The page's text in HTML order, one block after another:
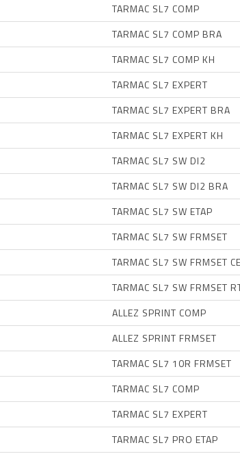
TARMAC SL7 COMP
TARMAC SL7 COMP BRA
TARMAC SL7 COMP KH
TARMAC SL7 EXPERT
TARMAC SL7 EXPERT BRA
TARMAC SL7 EXPERT KH
TARMAC SL7 SW DI2
TARMAC SL7 SW DI2 BRA
TARMAC SL7 SW ETAP
TARMAC SL7 SW FRMSET
TARMAC SL7 SW FRMSET
TARMAC SL7 SW FRMSET
ALLEZ SPRINT COMP
ALLEZ SPRINT FRMSET
TARMAC SL7 10R FRMSET
TARMAC SL7 COMP
TARMAC SL7 EXPERT
TARMAC SL7 PRO ETAP